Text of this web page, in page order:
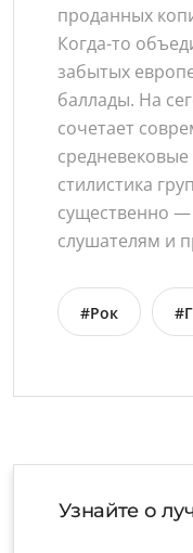
проданных
Когда-то
забытых
баллады. На
сочетает
стилистика
существенно
слушателям и
#Рок
Узнайте о